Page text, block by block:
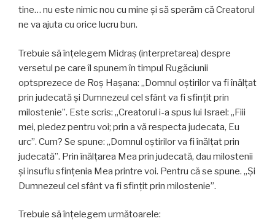
tine… nu este nimic nou cu mine şi să sperăm că Creatorul
ne va ajuta cu orice lucru bun.
Trebuie să înţelegem Midraş (interpretarea) despre
versetul pe care îl spunem în timpul Rugăciunii
optsprezece de Roş Haşana: „Domnul oştirilor va fi înălţat
prin judecată şi Dumnezeul cel sfânt va fi sfinţit prin
milostenie”. Este scris: „Creatorul i-a spus lui Israel: „Fiii
mei, pledez pentru voi; prin a vă respecta judecata, Eu
urc”. Cum? Se spune: „Domnul oştirilor va fi înălţat prin
judecată”. Prin înălţarea Mea prin judecată, dau milostenii
şi insuflu sfinţenia Mea printre voi. Pentru că se spune. „Şi
Dumnezeul cel sfânt va fi sfinţit prin milostenie”.
Trebuie să înţelegem următoarele: